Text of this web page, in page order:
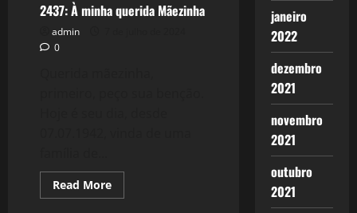
2437: À minha querida Mãezinha
admin
0
Read MoreRead
more
janeiro
2022
dezembro
2021
novembro
2021
outubro
2021